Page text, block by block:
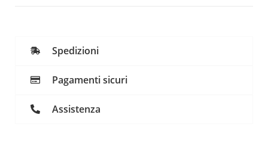
Spedizioni
Pagamenti sicuri
Assistenza